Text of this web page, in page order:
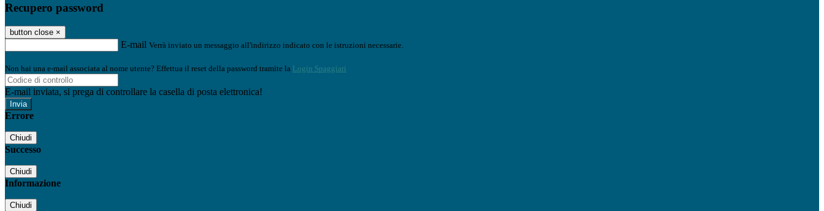
Recupero password
button close ×
E-mail Verrà inviato un messaggio all'indirizzo indicato con le istruzioni necessarie.
Non hai una e-mail associata al nome utente? Effettua il reset della password tramite la Login Spaggiari
E-mail inviata, si prega di controllare la casella di posta elettronica!
Errore
Chiudi
Successo
Chiudi
Informazione
Chiudi